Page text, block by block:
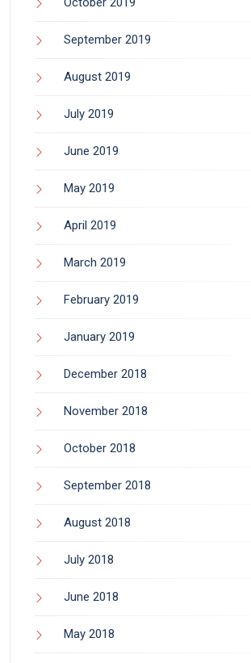
September 2019
August 2019
July 2019
June 2019
May 2019
April 2019
March 2019
February 2019
January 2019
December 2018
November 2018
October 2018
September 2018
August 2018
July 2018
June 2018
May 2018